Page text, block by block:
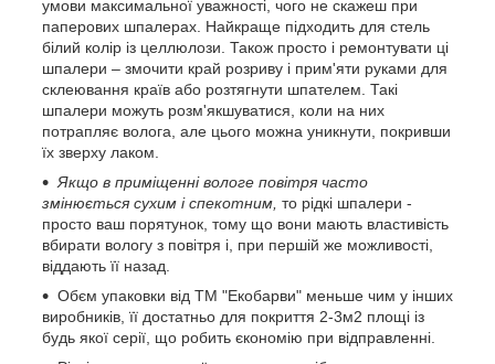
умови максимальної уважності, чого не скажеш при
паперових шпалерах. Найкраще підходить для стель
білий колір із целлюлози. Також просто і ремонтувати ці
шпалери – змочити край розриву і прим'яти руками для
склеювання країв або розтягнути шпателем. Такі
шпалери можуть розм'якшуватися, коли на них
потрапляє волога, але цього можна уникнути, покривши
їх зверху лаком.
Якщо в приміщенні вологе повітря часто
змінюється сухим і спекотним, то рідкі шпалери -
просто ваш порятунок, тому що вони мають властивість
вбирати вологу з повітря і, при першій же можливості,
віддають її назад.
Обєм упаковки від ТМ "Екобарви" меньше чим у інших
виробників, її достатньо для покриття 2-3м2 площі із
будь якої серії, що робить єкономію при відправленні.